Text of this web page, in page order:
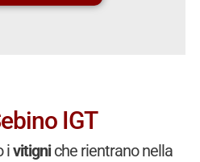
IGT
ivitigniche rientrano nella